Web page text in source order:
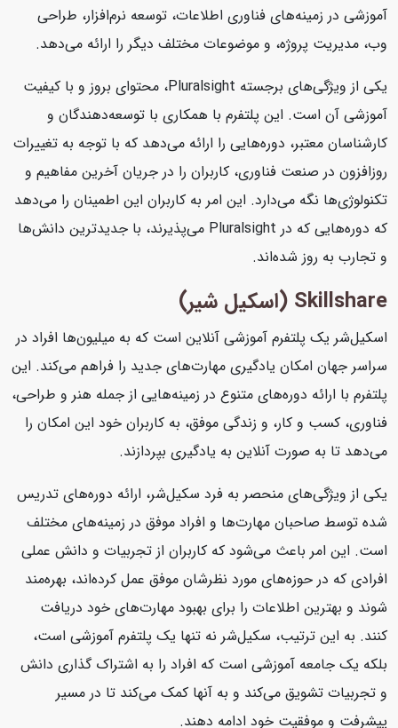
آموزشی در زمینه‌های فناوری اطلاعات، توسعه نرم‌افزار، طراحی
وب، مدیریت پروژه، و موضوعات مختلف دیگر را ارائه می‌دهد.
یکی از ویژگی‌های برجسته Pluralsight، محتوای بروز و با کیفیت
آموزشی آن است. این پلتفرم با همکاری با توسعه‌دهندگان و
کارشناسان معتبر، دوره‌هایی را ارائه می‌دهد که با توجه به تغییرات
روزافزون در صنعت فناوری، کاربران را در جریان آخرین مفاهیم و
تکنولوژی‌ها نگه می‌دارد. این امر به کاربران این اطمینان را می‌دهد
که دوره‌هایی که در Pluralsight می‌پذیرند، با جدیدترین دانش‌ها
و تجارب به روز شده‌اند.
Skillshare (اسکیل شیر)
اسکیل‌شر یک پلتفرم آموزشی آنلاین است که به میلیون‌ها افراد در
سراسر جهان امکان یادگیری مهارت‌های جدید را فراهم می‌کند. این
پلتفرم با ارائه دوره‌های متنوع در زمینه‌هایی از جمله هنر و طراحی،
فناوری، کسب و کار، و زندگی موفق، به کاربران خود این امکان را
می‌دهد تا به صورت آنلاین به یادگیری بپردازند.
یکی از ویژگی‌های منحصر به فرد سکیل‌شر، ارائه دوره‌های تدریس
شده توسط صاحبان مهارت‌ها و افراد موفق در زمینه‌های مختلف
است. این امر باعث می‌شود که کاربران از تجربیات و دانش عملی
افرادی که در حوزه‌های مورد نظرشان موفق عمل کرده‌اند، بهره‌مند
شوند و بهترین اطلاعات را برای بهبود مهارت‌های خود دریافت
کنند. به این ترتیب، سکیل‌شر نه تنها یک پلتفرم آموزشی است،
بلکه یک جامعه آموزشی است که افراد را به اشتراک گذاری دانش
و تجربیات تشویق می‌کند و به آنها کمک می‌کند تا در مسیر
پیشرفت و موفقیت خود ادامه دهند.